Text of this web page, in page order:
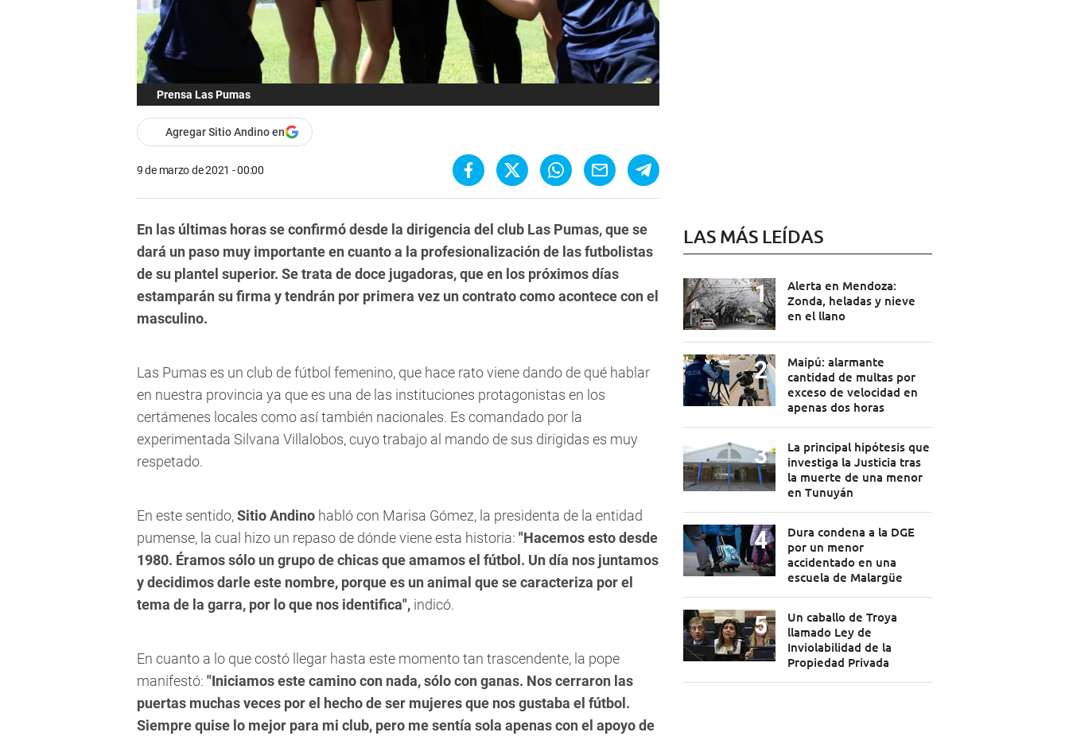
Prensa Las Pumas
Agregar Sitio Andino en
9 de marzo de 2021 - 00:00
En las últimas horas se confirmó desde la dirigencia del club Las Pumas, que se
dará un paso muy importante en cuanto a la profesionalización de las futbolistas
de su plantel superior. Se trata de doce jugadoras, que en los próximos días
estamparán su firma y tendrán por primera vez un contrato como acontece con el
masculino.
Las Pumas es un club de fútbol femenino, que hace rato viene dando de qué hablar
en nuestra provincia ya que es una de las instituciones protagonistas en los
certámenes locales como así también nacionales. Es comandado por la
experimentada Silvana Villalobos, cuyo trabajo al mando de sus dirigidas es muy
respetado.
En este sentido,Sitio Andino habló con Marisa Gómez, la presidenta de la entidad
pumense, la cual hizo un repaso de dónde viene esta historia: "Hacemos esto desde
1980. Éramos sólo un grupo de chicas que amamos el fútbol. Un día nos juntamos
y decidimos darle este nombre, porque es un animal que se caracteriza por el
tema de la garra, por lo que nos identifica", indicó.
En cuanto a lo que costó llegar hasta este momento tan trascendente, la pope
manifestó: "Iniciamos este camino con nada, sólo con ganas. Nos cerraron las
puertas muchas veces por el hecho de ser mujeres que nos gustaba el fútbol.
Siempre quise lo mejor para mi club, pero me sentía sola apenas con el apoyo de
LAS MÁS LEÍDAS
Alerta en Mendoza:
Zonda, heladas y nieve
en el llano
Maipú: alarmante
cantidad de multas por
exceso de velocidad en
apenas dos horas
La principal hipótesis que
investiga la Justicia tras
la muerte de una menor
en Tunuyán
Dura condena a la DGE
por un menor
accidentado en una
escuela de Malargüe
Un caballo de Troya
llamado Ley de
Inviolabilidad de la
Propiedad Privada